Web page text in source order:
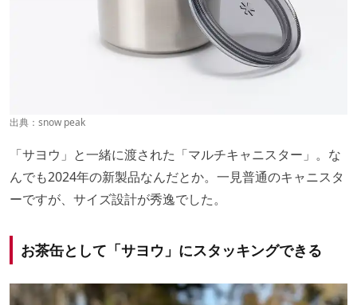
出典： snow peak
「サヨウ」と一緒に渡された「マルチキャニスター」。な
んでも2024年の新製品なんだとか。一見普通のキャニスタ
ーですが、サイズ設計が秀逸でした。
お茶缶として「サヨウ」にスタッキングできる